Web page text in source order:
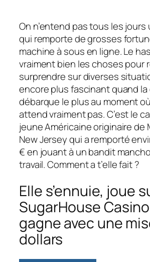
On n’entend pas tous les
qui remporte de grosses
machine à sous en ligne. Le
vraiment bien les choses pour
surprendre sur diverses
encore plus fascinant quand la
débarque le plus au moment
attend vraiment pas. C’est le
jeune Américaine originaire de
New Jersey qui a remporté
€ en jouant à un bandit
travail. Comment a t’elle fait ?
Elle s’ennuie, joue
SugarHouse
gagne avec une
dollars